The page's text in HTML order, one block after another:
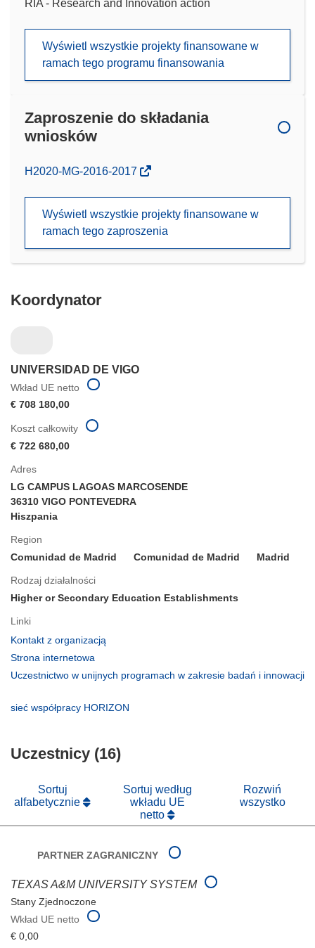
RIA - Research and Innovation action
Wyświetl wszystkie projekty finansowane w
ramach tego programu finansowania
Zaproszenie do składania
wniosków
(odnośnik
nowym
H2020-MG-2016-2017
Wyświetl wszystkie projekty finansowane w
ramach tego zaproszenia
Koordynator
UNIVERSIDAD DE VIGO
Wkład UE netto
€ 708 180,00
Adres
LG CAMPUS LAGOAS MARCOSENDE
36310 VIGO PONTEVEDRA
Hiszpania
Region
Comunidad de Madrid
Comunidad de Madrid Madrid
Rodzaj działalności
Higher or Secondary Education Establishments
Linki
Kontakt z organizacją
oknie)
Strona internetowa
otworzy
Uczestnictwo w unijnych programach w zakresie badań i innowacji
otworzy
nowym
sieć współpracy HORIZON
Koszt całkowity
€ 722 680,00
Uczestnicy (16)
Sortuj
alfabetycznie
Sortuj według
wkładu UE
netto
Rozwiń
wszystko
PARTNER ZAGRANICZNY
TEXAS A&M UNIVERSITY SYSTEM
Stany Zjednoczone
Wkład UE netto
€ 0,00